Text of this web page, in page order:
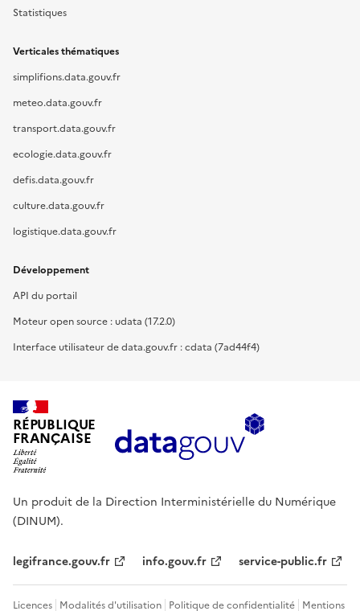
Statistiques
Verticales thématiques
simplifions.data.gouv.fr
meteo.data.gouv.fr
transport.data.gouv.fr
ecologie.data.gouv.fr
defis.data.gouv.fr
culture.data.gouv.fr
logistique.data.gouv.fr
Développement
API du portail
Moteur open source : udata (17.2.0)
Interface utilisateur de data.gouv.fr : cdata (7ad44f4)
RÉPUBLIQUE
FRANÇAISE
Un produit de la Direction Interministérielle du Numérique
(DINUM).
legifrance.gouv.fr info.gouv.fr service-public.fr
Licences Modalités d'utilisation Politique de confidentialité Mentions